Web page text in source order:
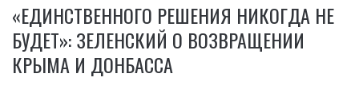
«ЕДИНСТВЕННОГО РЕШЕНИЯ НИКОГДА НЕ
БУДЕТ»: ЗЕЛЕНСКИЙ О ВОЗВРАЩЕНИИ
КРЫМА И ДОНБАССА